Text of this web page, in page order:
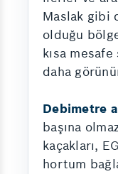
Maslak gibi
olduğu
kısa
daha
Debimetre
başına
kaçakları,
hortum